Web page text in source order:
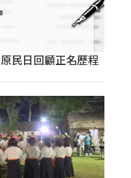
民日回顧正名歷程